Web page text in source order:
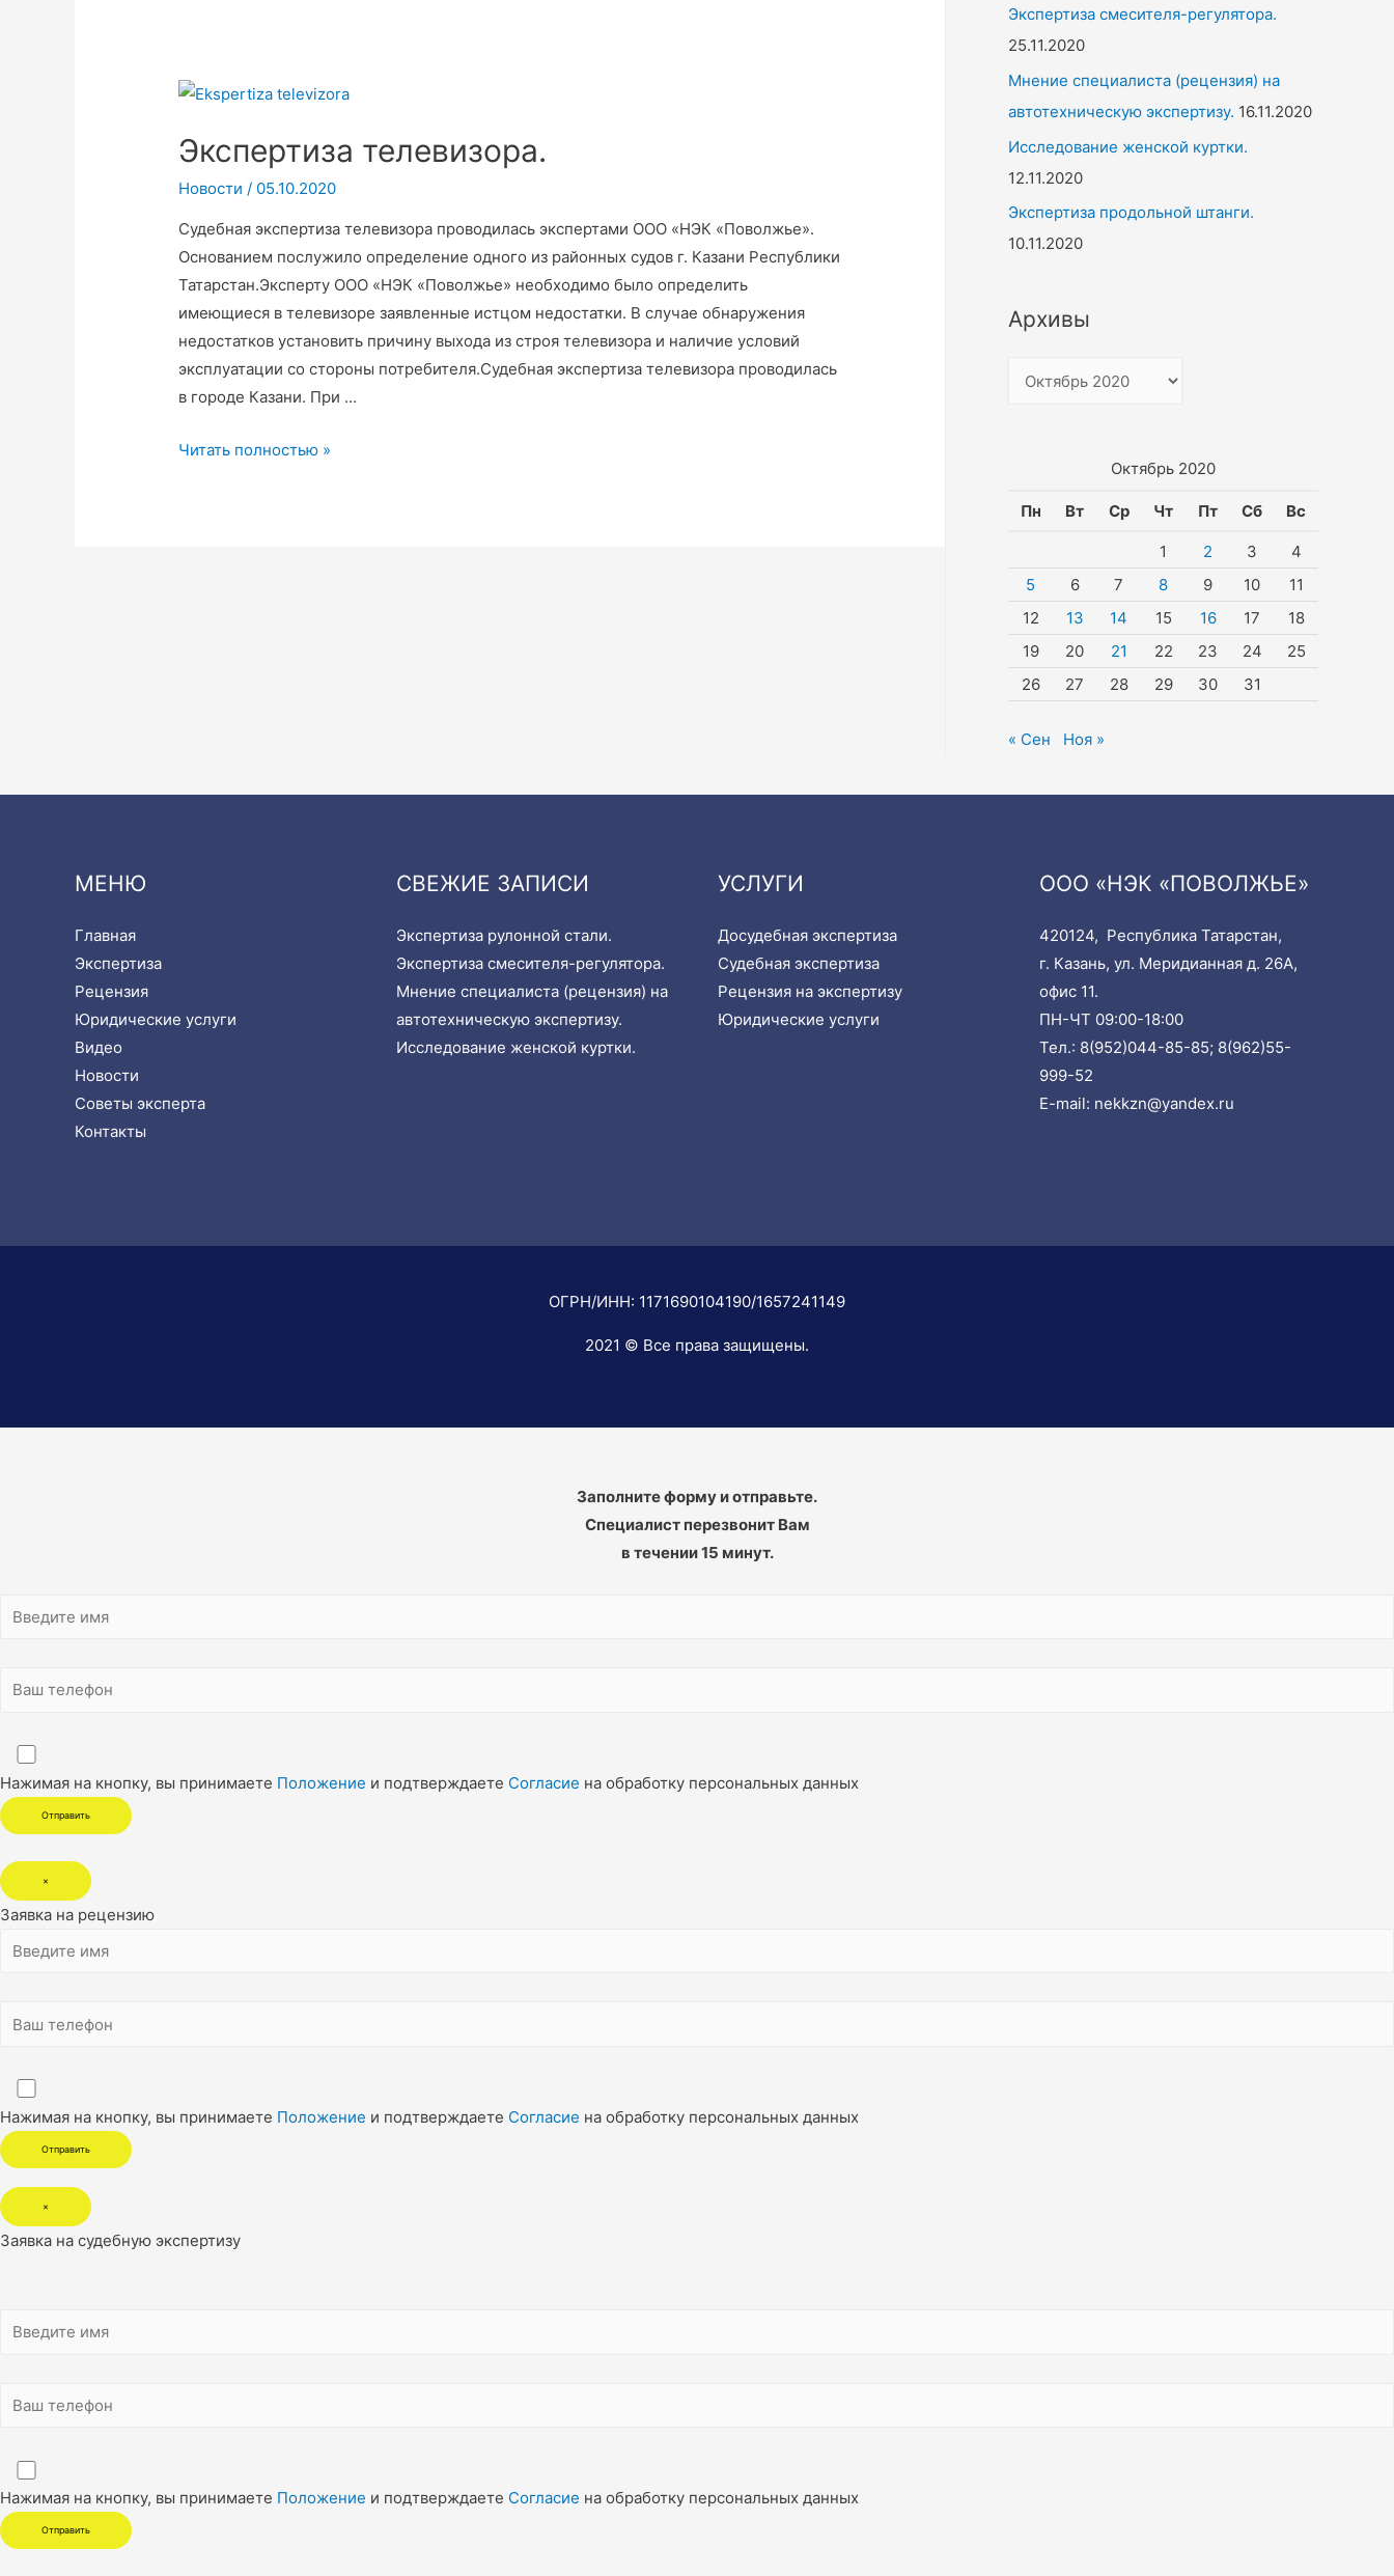
Экспертиза телевизора.
Новости / 05.10.2020
Судебная экспертиза телевизора проводилась экспертами ООО «НЭК «Поволжье».
Основанием послужило определение одного из районных судов г. Казани Республики
Татарстан.Эксперту ООО «НЭК «Поволжье» необходимо было определить
имеющиеся в телевизоре заявленные истцом недостатки. В случае обнаружения
недостатков установить причину выхода из строя телевизора и наличие условий
эксплуатации со стороны потребителя.Судебная экспертиза телевизора проводилась
в городе Казани. При …
Экспертиза
Читать полностью »
Экспертиза смесителя-регулятора.
25.11.2020
Мнение специалиста (рецензия) на
автотехническую экспертизу. 16.11.2020
Исследование женской куртки.
12.11.2020
Экспертиза продольной штанги.
10.11.2020
Архивы
Октябрь 2020
Пн Вт Ср Чт Пт Сб Вс
1 2 3
4
5
6 7 8 9 10
11
12
13 14 15 16 17
18
19
20 21 22 23 24
25
26
27 28 29 30 31
« Сен Ноя »
МЕНЮ
Главная
Экспертиза
Рецензия
Юридические услуги
Видео
Новости
Советы эксперта
Контакты
СВЕЖИЕ ЗАПИСИ
Экспертиза рулонной стали.
Экспертиза смесителя-регулятора.
Мнение специалиста (рецензия) на
автотехническую экспертизу.
Исследование женской куртки.
УСЛУГИ
Досудебная экспертиза
Судебная экспертиза
Рецензия на экспертизу
Юридические услуги
ООО «НЭК «ПОВОЛЖЬЕ»
420124, Республика Татарстан,
г. Казань, ул. Меридианная д. 26А,
офис 11.
ПН-ЧТ 09:00-18:00
Тел.: 8(952)044-85-85; 8(962)55-
999-52
E-mail: nekkzn@yandex.ru
ОГРН/ИНН: 1171690104190/1657241149
2021 © Все права защищены.
Заполните форму и отправьте.
Специалист перезвонит Вам
в течении 15 минут.
Нажимая на кнопку, вы принимаете Положение и подтверждаете Согласие на обработку персональных данных
×
Заявка на рецензию
Нажимая на кнопку, вы принимаете Положение и подтверждаете Согласие на обработку персональных данных
×
Заявка на судебную экспертизу
Нажимая на кнопку, вы принимаете Положение и подтверждаете Согласие на обработку персональных данных